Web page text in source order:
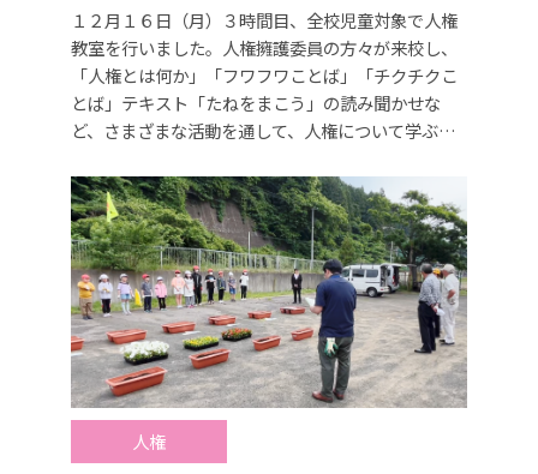
１２月１６日（月）３時間目、全校児童対象で人権
教室を行いました。人権擁護委員の方々が来校し、
「人権とは何か」「フワフワことば」「チクチクこ
とば」テキスト「たねをまこう」の読み聞かせな
ど、さまざまな活動を通して、人権について学ぶこ
ました＞ 奨励賞 ４年生１名 ５年生２名 入
賞おめでとうございます。
人権